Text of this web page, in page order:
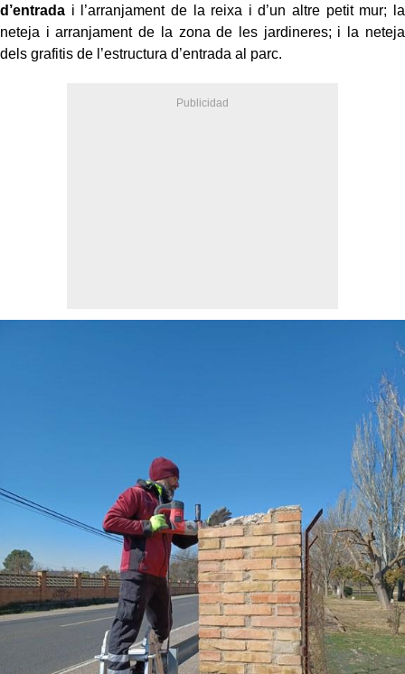
d’entrada i l’arranjament de la reixa i d’un altre petit mur; la
neteja i arranjament de la zona de les jardineres; i la neteja
dels grafitis de l’estructura d’entrada al parc.